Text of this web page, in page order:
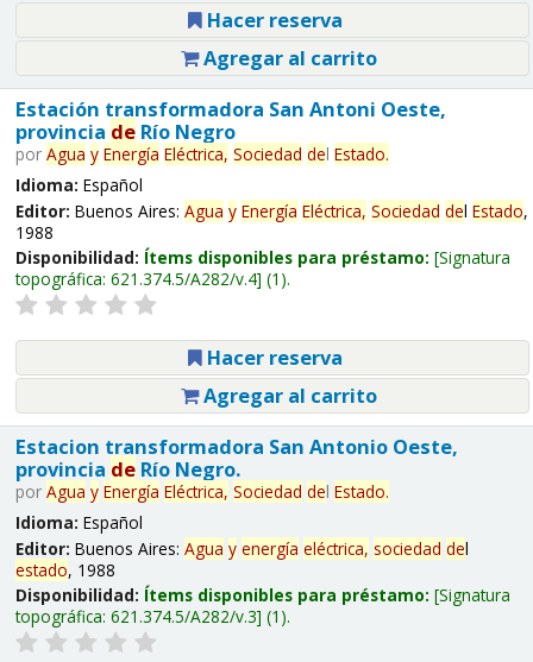
Hacer reserva
Agregar al carrito
Estación transformadora San Antoni Oeste,
provincia deRío Negro
por Agua y Energía Eléctrica, Sociedad del Estado.
Idioma: Español
Editor: Buenos Aires: Agua y Energía Eléctrica, Sociedad del Estado,
1988
Disponibilidad: Ítems disponibles para préstamo: Signatura
topográfica: 621.374.5/A282/v.4 (1).
Hacer reserva
Agregar al carrito
Estacion transformadora San Antonio Oeste,
provincia deRío Negro.
por Agua y Energía Eléctrica, Sociedad del Estado.
Idioma: Español
Editor: Buenos Aires: Agua y energía eléctrica, sociedad del
estado, 1988
Disponibilidad: Ítems disponibles para préstamo: Signatura
topográfica: 621.374.5/A282/v.3 (1).